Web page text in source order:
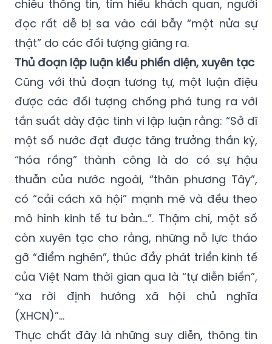
chiếu thông tin, tìm hiểu khách quan, người
đọc rất dễ bị sa vào cái bẫy “một nửa sự
thật” do các đối tượng giăng ra.
Thủ đoạn lập luận kiểu phiến diện, xuyên tạc
Cũng với thủ đoạn tương tự, một luận điệu
được các đối tượng chống phá tung ra với
tần suất dày đặc tinh vi lập luận rằng: “Sở dĩ
một số nước đạt được tăng trưởng thần kỳ,
“hóa rồng” thành công là do có sự hậu
thuẫn của nước ngoài, “thân phương Tây”,
có “cải cách xã hội” mạnh mẽ và đều theo
mô hình kinh tế tư bản…”. Thậm chí, một số
còn xuyên tạc cho rằng, những nỗ lực tháo
gỡ “điểm nghẽn”, thúc đẩy phát triển kinh tế
của Việt Nam thời gian qua là “tự diễn biến”,
“xa rời định hướng xã hội chủ nghĩa
(XHCN)”…
Thực chất đây là những suy diễn, thông tin